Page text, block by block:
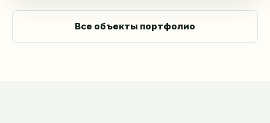
Villa D'Archa
Все объекты портфолио